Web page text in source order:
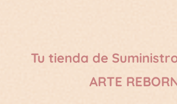
Tu tienda de
ARTE